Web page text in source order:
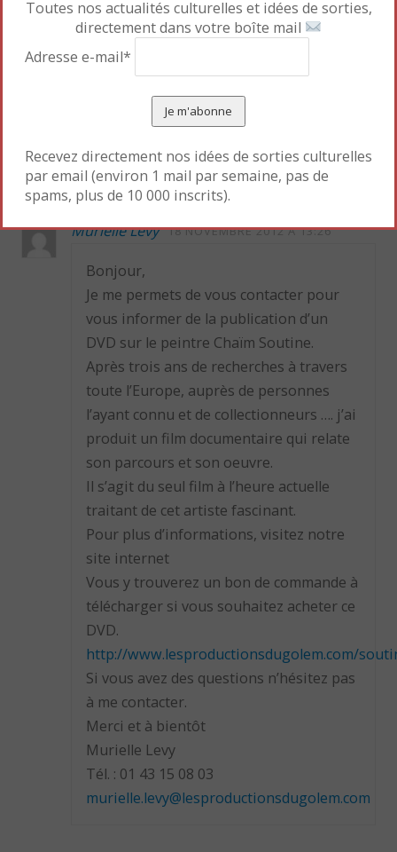
«La Belgique à Paris!
millénaire
2 réponses àL’ordre du chaos
Murielle Levy 18 NOVEMBRE 2012 À 13:26
Bonjour,
Je me permets de vous contacter pour
vous informer de la publication d’un
DVD sur le peintre Chaïm Soutine.
Après trois ans de recherches à travers
toute l’Europe, auprès de personnes
l’ayant connu et de collectionneurs …. j’ai
produit un film documentaire qui relate
son parcours et son oeuvre.
Il s’agit du seul film à l’heure actuelle
traitant de cet artiste fascinant.
Pour plus d’informations, visitez notre
site internet
Vous y trouverez un bon de commande à
télécharger si vous souhaitez acheter ce
DVD.
http://www.lesproductionsdugolem.com/
Si vous avez des questions n’hésitez pas
à me contacter.
Merci et à bientôt
Murielle Levy
Tél. : 01 43 15 08 03
murielle.levy@lesproductionsdugolem.com
Toutes nos actualités culturelles et idées de sorties,
directement dans votre boîte mail
Adresse e-mail*
Recevez directement nos idées de sorties culturelles
par email (environ 1 mail par semaine, pas de
spams, plus de 10 000 inscrits).